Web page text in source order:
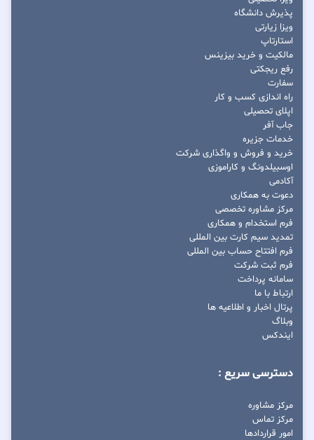
پذیرش دانشگاه
ویزا زیارتی
استارتاپ
مالکیت و خرید بیزینس
رفع ریجکتی
سفارت
راه اندازی کسب و کار
اپلای تحصیلی
جاب آفر
خدمات جزیره
خرید و فروش و واگذاری شرکت
اوسبیلدونگ و کاراموزی
آکادمی
دعوت به همکاری
مرکز مشاوره تخصصی
فرم استخدام و همکاری
تمدید سیم کارت بین المللی
فرم افتتاح حساب بین المللی
فرم ثبت شرکت
سامانه پرداخت
ارتباط با ما
پرتال اخبار و اطلاعیه ها
وبلاگ
ایندکس
دسترسی سریع :
مرکز مشاوره
مرکز تماس
امور قراردادها